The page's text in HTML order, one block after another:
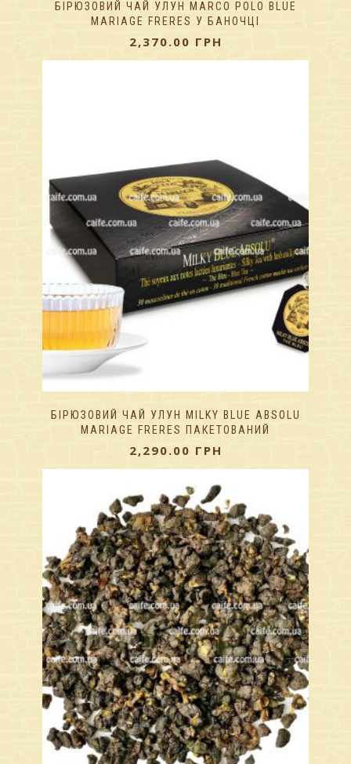
БІРЮЗОВИЙ ЧАЙ УЛУН MARCO POLO BLUE
MARIAGE FRERES У БАНОЧЦІ
2,370.00 ГРН
БІРЮЗОВИЙ ЧАЙ УЛУН MILKY BLUE ABSOLU
MARIAGE FRERES ПАКЕТОВАНИЙ
2,290.00 ГРН